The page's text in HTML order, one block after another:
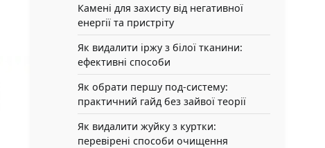
Камені для захисту від негативної
енергії та пристріту
Як видалити іржу з білої тканини:
ефективні способи
Як обрати першу под-систему:
практичний гайд без зайвої теорії
Як видалити жуйку з куртки:
перевірені способи очищення